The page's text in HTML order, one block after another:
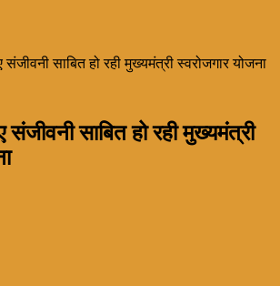
संजीवनी साबित हो रही मुख्यमंत्री स्वरोजगार योजना
संजीवनी साबित हो रही मुख्यमंत्री